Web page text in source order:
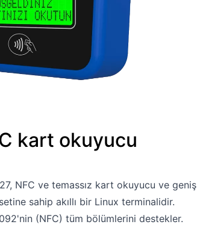
kart okuyucu
NFC ve temassız kart okuyucu ve geniş
sahip akıllı bir Linux terminalidir.
(NFC) tüm bölümlerini destekler.
Gizlilik Koşulları